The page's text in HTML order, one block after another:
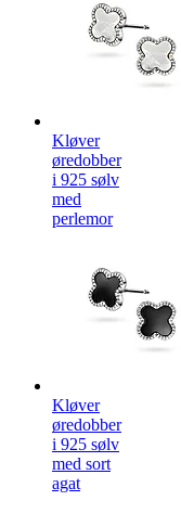
Kløver
øredobber
i 925 sølv
med
perlemor
Kløver
øredobber
i 925 sølv
med sort
agat